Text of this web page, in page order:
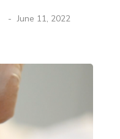
June 11, 2022